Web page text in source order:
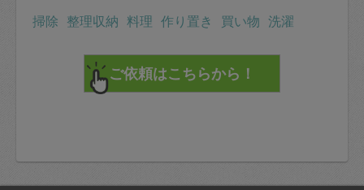
掃除 整理収納 料理 作り置き 買い物 洗濯